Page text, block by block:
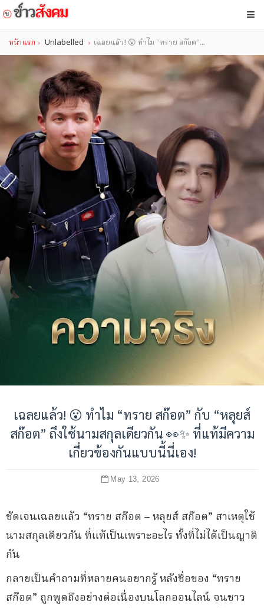
หน้าแรก Unlabelled เฉลยแล้ว! 😮 ทำไม “ทราย สก๊อต”...
เฉลยแล้ว! 😮 ทำไม “ทราย สก๊อต” กับ “หลุยส์
สก๊อต” ถึงใช้นามสกุลเดียวกัน 👀✨ ที่แท้มีความ
เกี่ยวข้องกันแบบนี้นี่เอง!
May 13, 2026
ชัดเจนเฉลยแล้ว “ทราย สก๊อต – หลุยส์ สก๊อต” สาเหตุใช้
นามสกุลเดียวกัน ที่แท้เป็นเพราะอะไร ทั้งที่ไม่ได้เป็นญาติ
กัน
กลายเป็นคำถามที่หลายคนอยากรู้ หลังชื่อของ “ทราย
สก๊อต” ถูกพูดถึงอย่างต่อเนื่องบนโลกออนไลน์ จนชาว